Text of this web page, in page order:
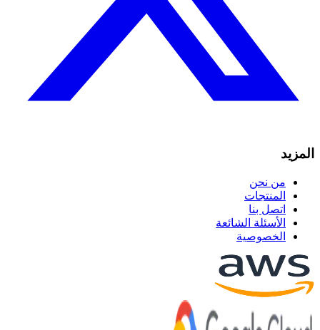
المزيد
من نحن
المنتجات
اتصل بنا
الأسئلة الشائعة
الخصوصية